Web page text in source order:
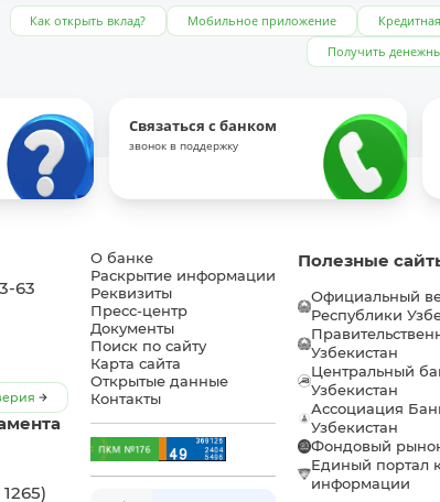
Как открыть вклад? Мобильное приложение
Получить
Связаться с банком
звонок в поддержку
63
О банке
Раскрытие информации
Реквизиты
Пресс-центр
Документы
Поиск по сайту
Карта сайта
Открытые данные
Контакты
Полезные
Официальный
Республики
Узбекистан
Центральный
Узбекистан
Ассоциация
Узбекистан
Фондовый
Единый портал
информации